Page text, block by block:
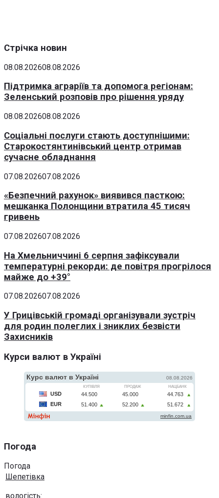
Стрічка новин
08.08.202608.08.2026
Підтримка аграріїв та допомога регіонам:
Зеленський розповів про рішення уряду
08.08.202608.08.2026
Соціальні послуги стають доступнішими:
Старокостянтинівський центр отримав
сучасне обладнання
07.08.202607.08.2026
«Безпечний рахунок» виявився пасткою:
мешканка Полонщини втратила 45 тисяч
гривень
07.08.202607.08.2026
На Хмельниччині 6 серпня зафіксували
температурні рекорди: де повітря прогрілося
майже до +39°
07.08.202607.08.2026
У Грицівській громаді організували зустріч
для родин полеглих і зниклих безвісти
Захисників
Курси валют в Україні
Погода
Погода
Шепетівка
вологість: